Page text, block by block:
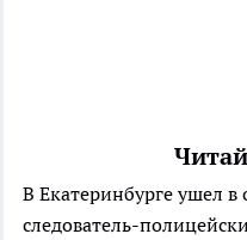
В Екатеринбурге ушел в
следователь-